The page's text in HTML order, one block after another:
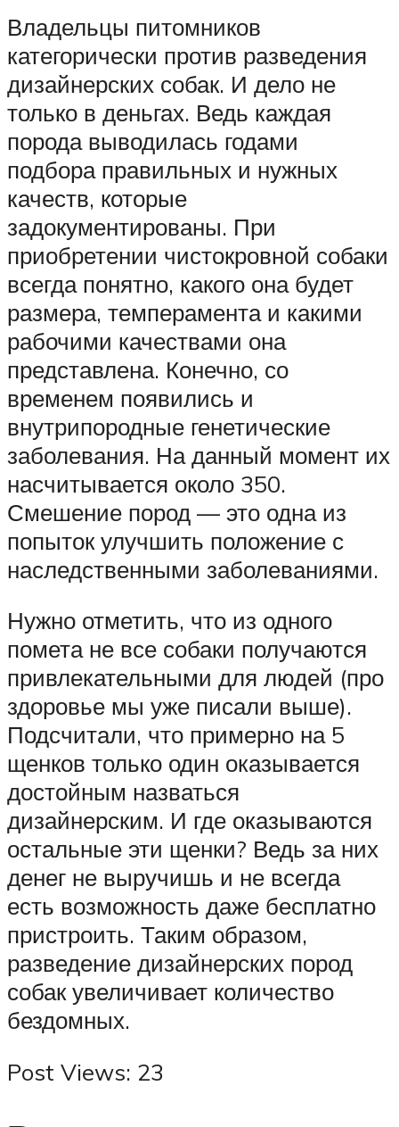
Владельцы питомников
категорически против разведения
дизайнерских собак. И дело не
только в деньгах. Ведь каждая
порода выводилась годами
подбора правильных и нужных
качеств, которые
задокументированы. При
приобретении чистокровной собаки
всегда понятно, какого она будет
размера, темперамента и какими
рабочими качествами она
представлена. Конечно, со
временем появились и
внутрипородные генетические
заболевания. На данный момент их
насчитывается около 350.
Смешение пород — это одна из
попыток улучшить положение с
наследственными заболеваниями.
Нужно отметить, что из одного
помета не все собаки получаются
привлекательными для людей (про
здоровье мы уже писали выше).
Подсчитали, что примерно на 5
щенков только один оказывается
достойным назваться
дизайнерским. И где оказываются
остальные эти щенки? Ведь за них
денег не выручишь и не всегда
есть возможность даже бесплатно
пристроить. Таким образом,
разведение дизайнерских пород
собак увеличивает количество
бездомных.
Post Views: 23